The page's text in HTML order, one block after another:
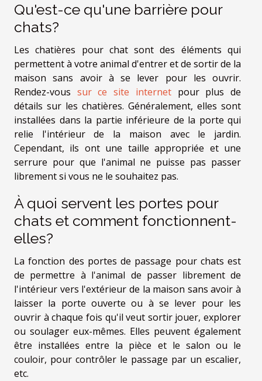
Qu'est-ce qu'une barrière pour
chats?
Les chatières pour chat sont des éléments qui
permettent à votre animal d'entrer et de sortir de la
maison sans avoir à se lever pour les ouvrir.
Rendez-vous sur ce site internetpour plus de
détails sur les chatières. Généralement, elles sont
installées dans la partie inférieure de la porte qui
relie l'intérieur de la maison avec le jardin.
Cependant, ils ont une taille appropriée et une
serrure pour que l'animal ne puisse pas passer
librement si vous ne le souhaitez pas.
À quoi servent les portes pour
chats et comment fonctionnent-
elles?
La fonction des portes de passage pour chats est
de permettre à l'animal de passer librement de
l'intérieur vers l'extérieur de la maison sans avoir à
laisser la porte ouverte ou à se lever pour les
ouvrir à chaque fois qu'il veut sortir jouer, explorer
ou soulager eux-mêmes. Elles peuvent également
être installées entre la pièce et le salon ou le
couloir, pour contrôler le passage par un escalier,
etc.